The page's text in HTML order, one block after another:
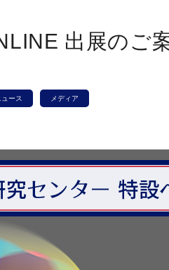
出展のご
ュース メディア